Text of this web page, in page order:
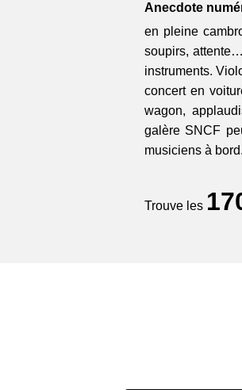
Anecdote
en pleine
soupirs,
instruments.
concert en
wagon,
galère SNCF
musiciens à bord.
Trouve les